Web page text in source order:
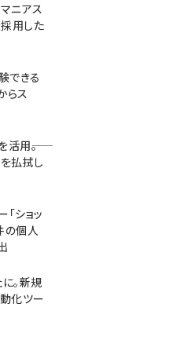
ニアス
採用した
できる
らス
用――。
払拭し
ショッ
の個人
。新規
化ツー